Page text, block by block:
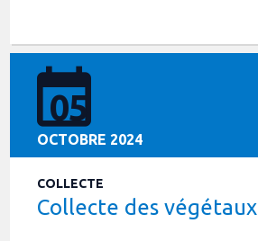
05
OCTOBRE 2024
COLLECTE
Collecte des végétaux